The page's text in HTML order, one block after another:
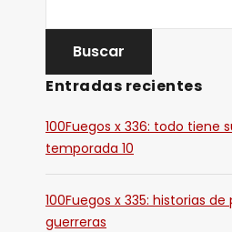
Entradas recientes
100Fuegos x 336: todo tiene
temporada 10
100Fuegos x 335: historias
guerreras